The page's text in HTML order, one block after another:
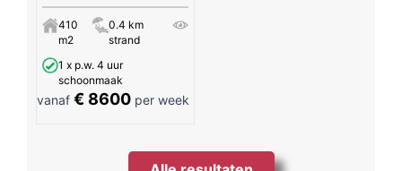
410
m2
0.4 km
strand
1 x p.w. 4 uur
schoonmaak
vanaf € 8600 per week